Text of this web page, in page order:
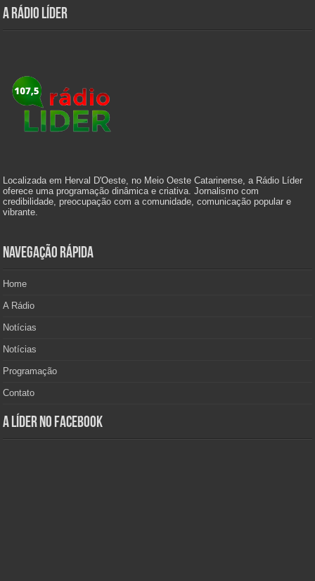
A Rádio Líder
Localizada em Herval D'Oeste, no Meio Oeste Catarinense, a Rádio Líder
oferece uma programação dinâmica e criativa. Jornalismo com
credibilidade, preocupação com a comunidade, comunicação popular e
vibrante.
Navegação Rápida
Home
A Rádio
Notícias
Notícias
Programação
Contato
A Líder no Facebook